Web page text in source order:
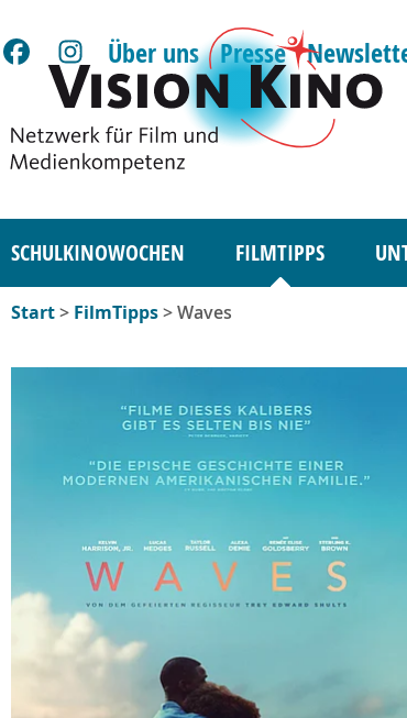
Über uns Presse
SCHULKINOWOCHEN FILMTIPPS
Start> FilmTipps> Waves